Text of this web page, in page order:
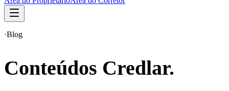
·Blog
Conteúdos Credlar.